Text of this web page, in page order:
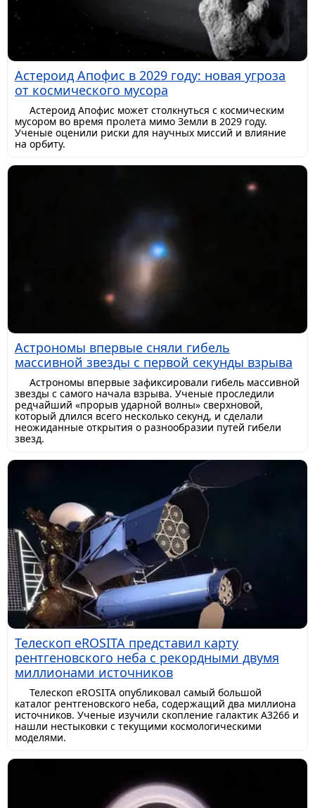
Астероид Апофис в 2029 году: новая угроза
от космического мусора
Астероид Апофис может столкнуться с космическим
мусором во время пролета мимо Земли в 2029 году.
Ученые оценили риски для научных миссий и влияние
на орбиту.
Астрономы впервые сняли гибель
массивной звезды с первой секунды взрыва
Астрономы впервые зафиксировали гибель массивной
звезды с самого начала взрыва. Ученые проследили
редчайший «прорыв ударной волны» сверхновой,
который длился всего несколько секунд, и сделали
неожиданные открытия о разнообразии путей гибели
звезд.
Телескоп eROSITA представил карту
рентгеновского неба с рекордными двумя
миллионами источников
Телескоп eROSITA опубликовал самый большой
каталог рентгеновского неба, содержащий два миллиона
источников. Ученые изучили скопление галактик A3266 и
нашли нестыковки с текущими космологическими
моделями.